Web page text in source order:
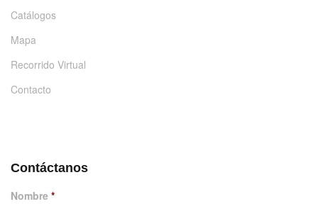
Catálogos
Mapa
Recorrido Virtual
Contacto
Contáctanos
Nombre *